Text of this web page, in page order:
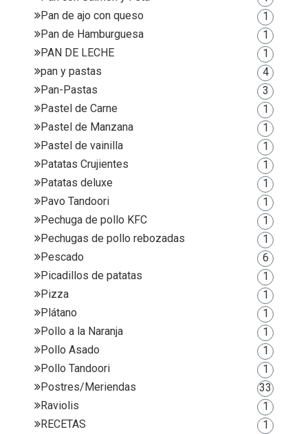
Pan de ajo con queso
1
Pan de Hamburguesa
1
PAN DE LECHE
1
pan y pastas
4
Pan-Pastas
3
Pastel de Carne
1
Pastel de Manzana
1
Pastel de vainilla
1
Patatas Crujientes
1
Patatas deluxe
1
Pavo Tandoori
1
Pechuga de pollo KFC
1
Pechugas de pollo rebozadas
1
Pescado
6
Picadillos de patatas
1
Pizza
1
Plátano
1
Pollo a la Naranja
1
Pollo Asado
1
Pollo Tandoori
1
Postres/Meriendas
33
Raviolis
1
RECETAS
1